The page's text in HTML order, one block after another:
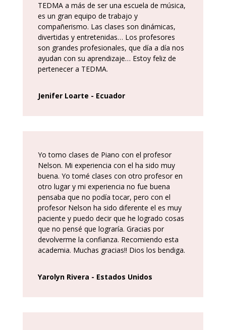
TEDMA a más de ser una escuela de música,
es un gran equipo de trabajo y
compañerismo. Las clases son dinámicas,
divertidas y entretenidas… Los profesores
son grandes profesionales, que día a día nos
ayudan con su aprendizaje… Estoy feliz de
pertenecer a TEDMA.
Jenifer Loarte - Ecuador
Yo tomo clases de Piano con el profesor
Nelson. Mi experiencia con el ha sido muy
buena. Yo tomé clases con otro profesor en
otro lugar y mi experiencia no fue buena
pensaba que no podía tocar, pero con el
profesor Nelson ha sido diferente el es muy
paciente y puedo decir que he logrado cosas
que no pensé que lograría. Gracias por
devolverme la confianza. Recomiendo esta
academia. Muchas gracias!! Dios los bendiga.
Yarolyn Rivera - Estados Unidos